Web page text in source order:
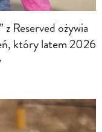
Reserved ożywia
który latem 2026